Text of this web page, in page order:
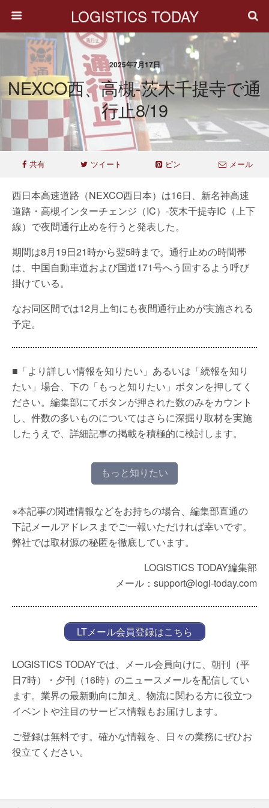
LOGISTICS TODAY
2025年7月17日
NEXCO西、高槻-茨木千提寺で通
行止8/19
共有 ツイート ピン メール
西日本高速道路（NEXCO西日本）は16日、新名神高速
道路・高槻インターチェンジ（IC）-茨木千提寺IC（上下
線）で夜間通行止めを行うと発表した。
期間は8月19日21時から翌5時まで。通行止めの時間帯
は、中国自動車道および国道171号へう回するよう呼び
掛けている。
なお同区間では12月上旬にも夜間通行止めが実施される
予定。
■「より詳しい情報を知りたい」あるいは「続報を知り
たい」場合、下の「もっと知りたい」ボタンを押してく
ださい。編集部にてボタンが押された数のみをカウント
し、件数の多いものについてはさらに深掘り取材を実施
したうえで、詳細記事の掲載を積極的に検討します。
もっと知りたい
※本記事の関連情報などをお持ちの場合、編集部直通の
下記メールアドレスまでご一報いただければ幸いです。
弊社では取材源の秘匿を徹底しています。
LOGISTICS TODAY編集部
メール：support@logi-today.com
LTメール会員登録はこちら
LOGISTICS TODAYでは、メール会員向けに、朝刊（平
日7時）・夕刊（16時）のニュースメールを配信してい
ます。業界の最新動向に加え、物流に関わる方に役立つ
イベントや注目のサービス情報もお届けします。
ご登録は無料です。確かな情報を、日々の業務にぜひお
役立てください。